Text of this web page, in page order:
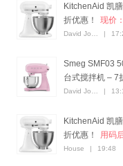
KitchenAid 凯
折优惠！
现价
|
Smeg SMF03
台式搅拌机 – 7
|
KitchenAid 凯
折优惠！
用码
House | 19:48